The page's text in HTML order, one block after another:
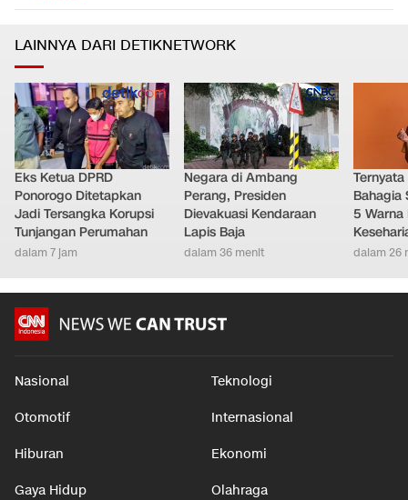
LAINNYA DARI DETIKNETWORK
Eks Ketua DPRD
Ponorogo Ditetapkan
Jadi Tersangka Korupsi
Tunjangan Perumahan
dalam 7 jam
Negara di Ambang
Perang, Presiden
Dievakuasi Kendaraan
Lapis Baja
dalam 36 menit
Bahagia
5
dalam 26
Nasional Teknologi
Otomotif Internasional
Hiburan Ekonomi
Gaya Hidup Olahraga